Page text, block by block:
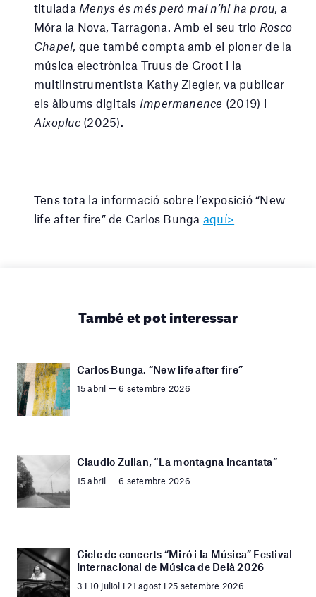
titulada Menys és més però mai n’hi ha prou, a
Móra la Nova, Tarragona. Amb el seu trio Rosco
Chapel, que també compta amb el pioner de la
música electrònica Truus de Groot i la
multiinstrumentista Kathy Ziegler, va publicar
els àlbums digitals Impermanence (2019) i
Aixopluc(2025).
Tens tota la informació sobre l’exposició “New
life after fire” de Carlos Bunga aquí>
També et pot interessar
Carlos Bunga. “New life after fire”
15 abril — 6 setembre 2026
Claudio Zulian, “La montagna incantata”
15 abril — 6 setembre 2026
Cicle de concerts “Miró i la Música” Festival
Internacional de Música de Deià 2026
3 i 10 juliol i 21 agost i 25 setembre 2026